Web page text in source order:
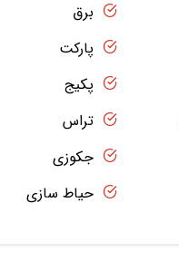
برق
پارکت
پکیج
تراس
جکوزی
حیاط سازی